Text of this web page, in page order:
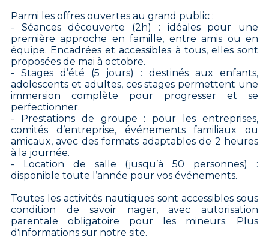
Parmi les offres ouvertes au grand public :
- Séances découverte (2h) : idéales pour une
première approche en famille, entre amis ou en
équipe. Encadrées et accessibles à tous, elles sont
proposées de mai à octobre.
- Stages d’été (5 jours) : destinés aux enfants,
adolescents et adultes, ces stages permettent une
immersion complète pour progresser et se
perfectionner.
- Prestations de groupe : pour les entreprises,
comités d’entreprise, événements familiaux ou
amicaux, avec des formats adaptables de 2 heures
à la journée.
- Location de salle (jusqu’à 50 personnes) :
disponible toute l’année pour vos événements.
Toutes les activités nautiques sont accessibles sous
condition de savoir nager, avec autorisation
parentale obligatoire pour les mineurs. Plus
d'informations sur notre site.